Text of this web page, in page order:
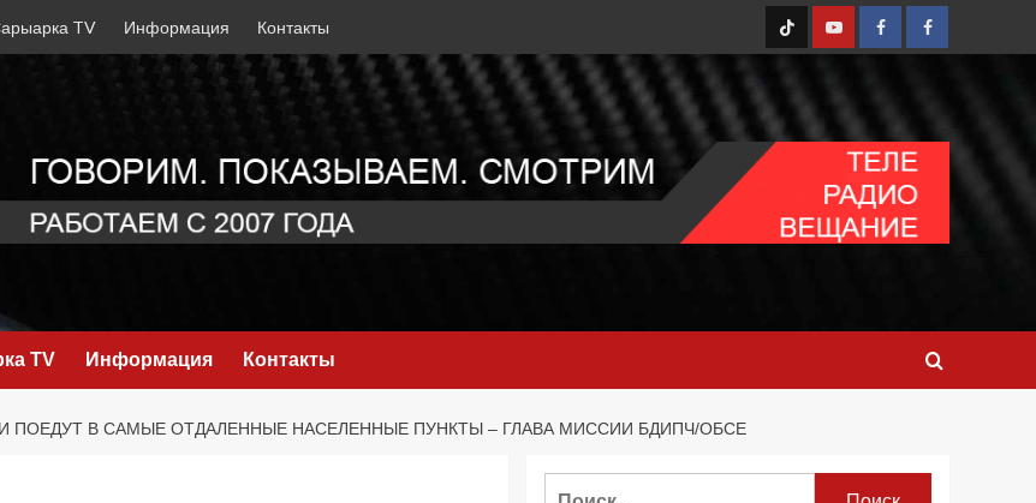
TV Информация Контакты
TT YoutubeFB1 FB2
TV Информация Контакты
ПОЕДУТ В САМЫЕ ОТДАЛЕННЫЕ НАСЕЛЕННЫЕ ПУНКТЫ – ГЛАВА МИССИИ БДИПЧ/ОБСЕ